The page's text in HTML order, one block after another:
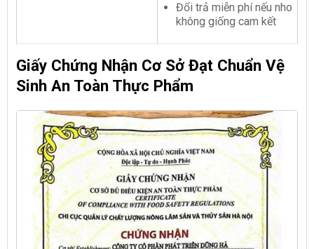
Đổi trả miễn phí nếu nho
không giống cam kết
Giấy Chứng Nhận Cơ Sở Đạt Chuẩn Vệ
Sinh An Toàn Thực Phẩm